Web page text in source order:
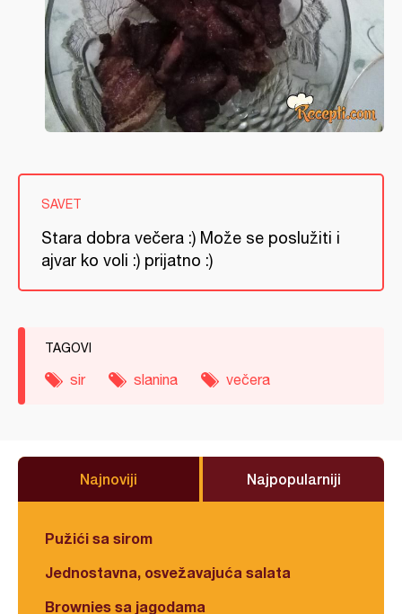
SAVET
Stara dobra večera :) Može se poslužiti i
ajvar ko voli :) prijatno :)
TAGOVI
sir slanina večera
Najnoviji Najpopularniji
Pužići sa sirom
Jednostavna, osvežavajuća salata
Brownies sa jagodama